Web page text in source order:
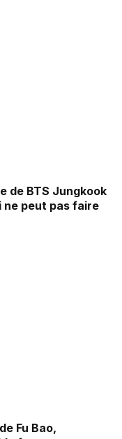
de BTS Jungkook
ne peut pas faire
Fu Bao,